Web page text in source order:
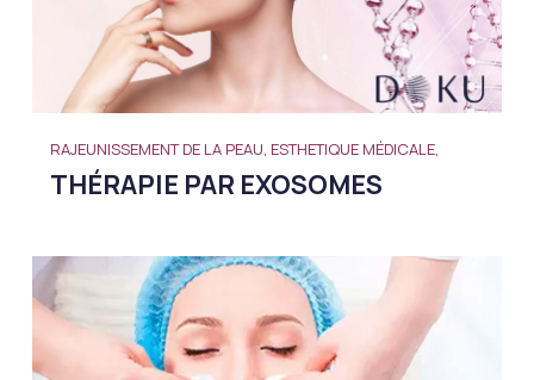
RAJEUNISSEMENT DE LA PEAU, ESTHETIQUE MÉDICALE,
THÉRAPIE PAR EXOSOMES